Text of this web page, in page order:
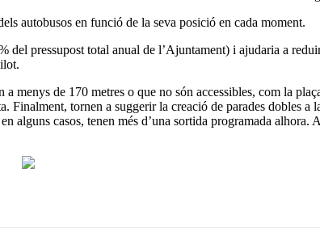
autobusos en funció de la seva posició en cada moment.
pressupost total anual de l’Ajuntament) i ajudaria a
menys de 170 metres o que no són accessibles, com la
Finalment, tornen a suggerir la creació de parades dobles
casos, tenen més d’una sortida programada